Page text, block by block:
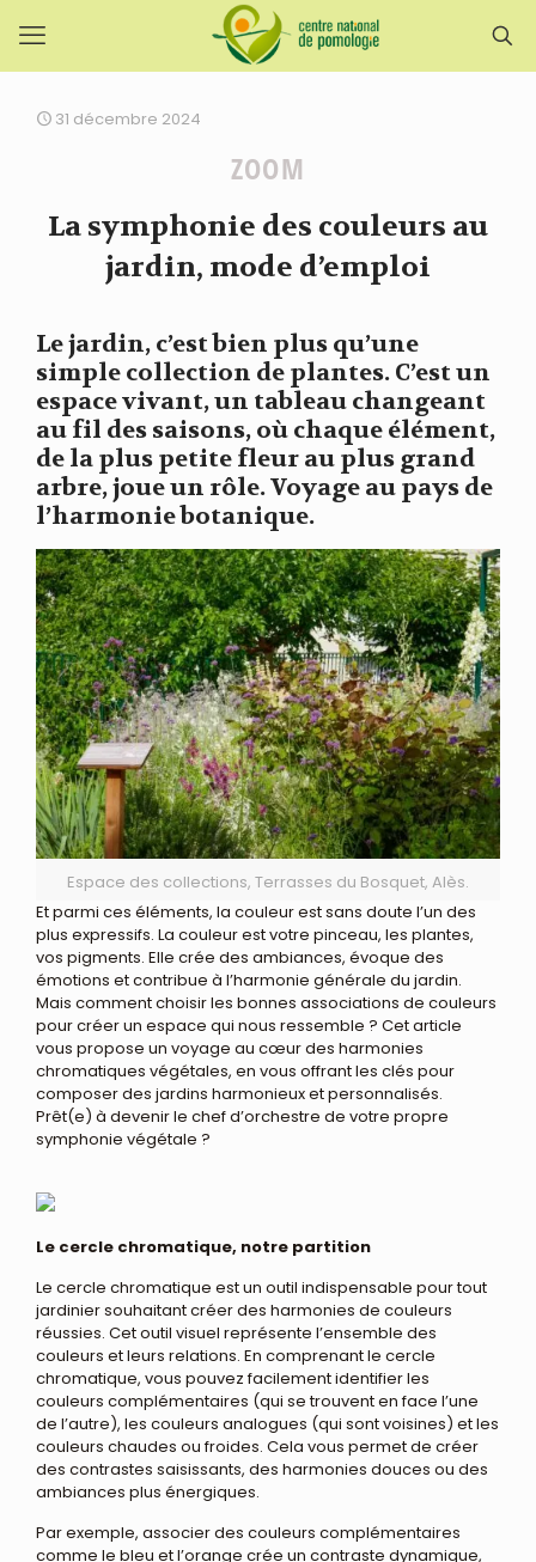
31 décembre 2024
ZOOM
La symphonie des couleurs au
jardin, mode d’emploi
Le jardin, c’est bien plus qu’une
simple collection de plantes. C’est un
espace vivant, un tableau changeant
au fil des saisons, où chaque élément,
de la plus petite fleur au plus grand
arbre, joue un rôle. Voyage au pays de
l’harmonie botanique.
Espace des collections, Terrasses du Bosquet, Alès.
Et parmi ces éléments, la couleur est sans doute l’un des
plus expressifs. La couleur est votre pinceau, les plantes,
vos pigments. Elle crée des ambiances, évoque des
émotions et contribue à l’harmonie générale du jardin.
Mais comment choisir les bonnes associations de couleurs
pour créer un espace qui nous ressemble ? Cet article
vous propose un voyage au cœur des harmonies
chromatiques végétales, en vous offrant les clés pour
composer des jardins harmonieux et personnalisés.
Prêt(e) à devenir le chef d’orchestre de votre propre
symphonie végétale ?
Le cercle chromatique, notre partition
Le cercle chromatique est un outil indispensable pour tout
jardinier souhaitant créer des harmonies de couleurs
réussies. Cet outil visuel représente l’ensemble des
couleurs et leurs relations. En comprenant le cercle
chromatique, vous pouvez facilement identifier les
couleurs complémentaires (qui se trouvent en face l’une
de l’autre), les couleurs analogues (qui sont voisines) et les
couleurs chaudes ou froides. Cela vous permet de créer
des contrastes saisissants, des harmonies douces ou des
ambiances plus énergiques.
Par exemple, associer des couleurs complémentaires
comme le bleu et l’orange crée un contraste dynamique,